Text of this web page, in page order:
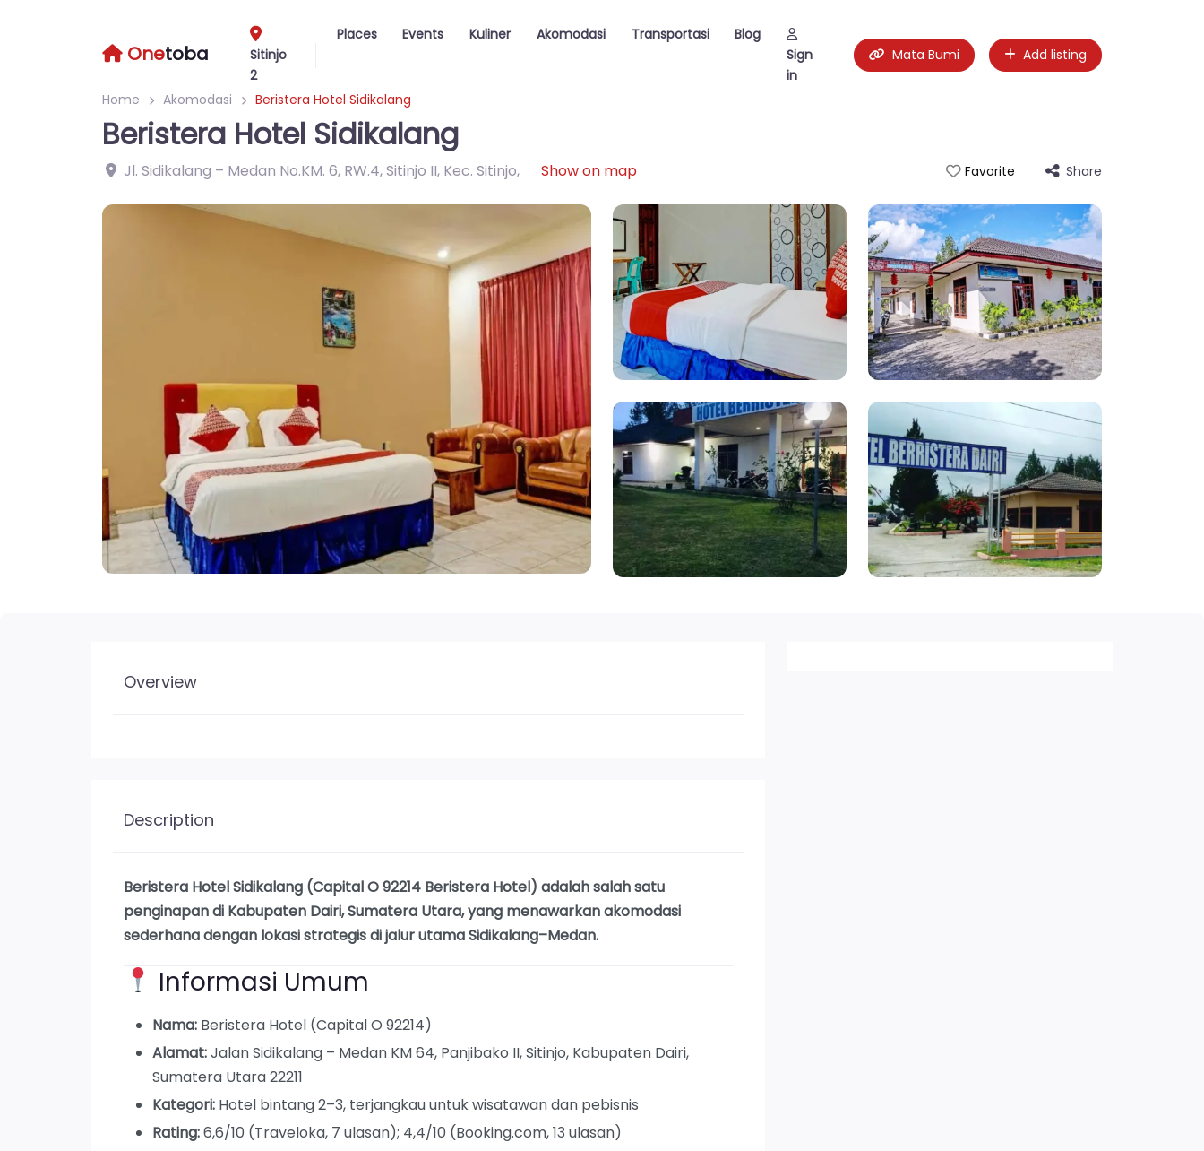
Onetoba
Sitinjo
2
Places Events Kuliner Akomodasi Transportasi
Blog
Sign
in
Mata Bumi Add listing
Home Akomodasi Beristera Hotel Sidikalang
Beristera Hotel Sidikalang
Jl. Sidikalang – Medan No.KM. 6, RW.4, Sitinjo II, Kec. Sitinjo, Show on map Favorite Share
Overview
Description
Beristera Hotel Sidikalang (Capital O 92214 Beristera Hotel) adalah salah satu
penginapan di Kabupaten Dairi, Sumatera Utara, yang menawarkan akomodasi
sederhana dengan lokasi strategis di jalur utama Sidikalang–Medan.
Informasi Umum
Nama: Beristera Hotel (Capital O 92214)
Alamat:Jalan Sidikalang – Medan KM 64, Panjibako II, Sitinjo, Kabupaten Dairi,
Sumatera Utara 22211
Kategori: Hotel bintang 2–3, terjangkau untuk wisatawan dan pebisnis
Rating:6,6/10 (Traveloka, 7 ulasan); 4,4/10 (Booking.com, 13 ulasan)